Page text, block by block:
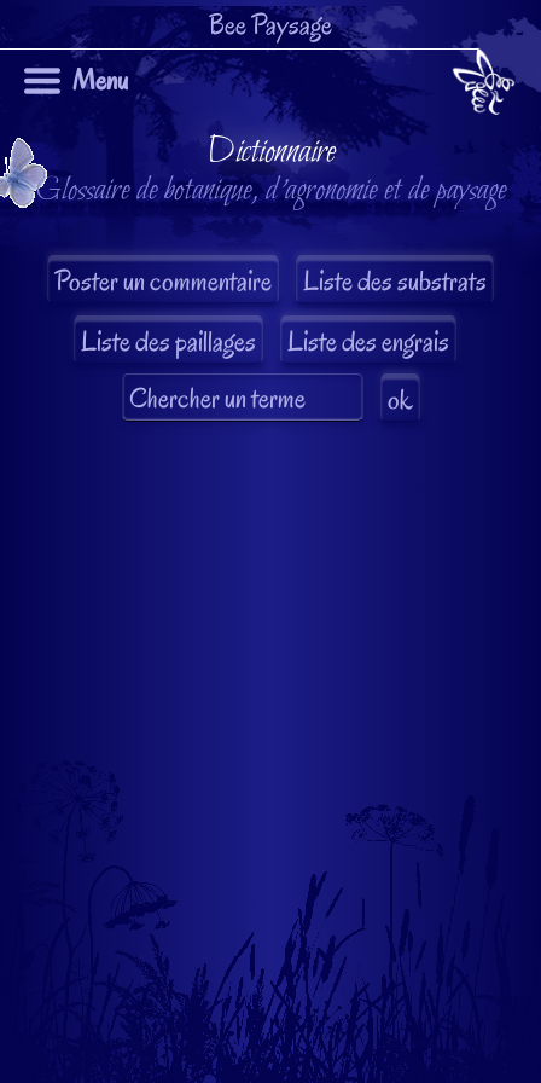
Bee Paysage
Menu
Dictionnaire
Glossaire de botanique, d'agronomie et de paysage
Liste des substrats
Liste des paillages
Liste des engrais